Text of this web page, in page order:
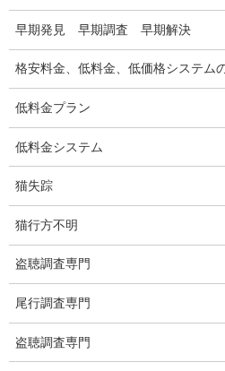
浮気調査関連調査
ドメスティックバイオレンス
盗聴調査料金
盗聴器の種類
ご依頼の注意点
世界の盗聴事情
弊社が選ばれる理由
早期発見 早期調査 早期解決
格安料金、低料金、低価格システム
低料金プラン
低料金システム
猫失踪
猫行方不明
盗聴調査専門
尾行調査専門
盗聴調査専門